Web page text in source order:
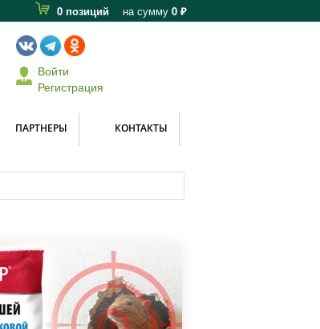
0 позиций на сумму 0 ₽
Войти
Регистрация
ПАРТНЕРЫ КОНТАКТЫ